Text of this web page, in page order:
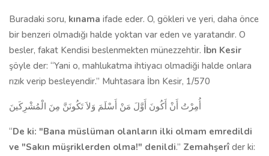
Buradaki soru, kınama ifade eder. O, gökleri ve yeri, daha önce
bir benzeri olmadığı halde yok­tan var eden ve yaratandır. O
besler, fakat Kendisi beslen­mekten münezzehtir. İbn Kesir
şöyle der: “Yani o, mahlukatma ihtiyacı olmadiği halde onlara
rızık verip besleyendir.” Muhtasara İbn Kesir, 1/570
أُمِرْتُ أَنْ أَكُونَ أَوَّلَ مَنْ أَسْلَمَ وَلاَ تَكُونَنَّ مِنَ الْمُشْرِكَينَ
“De ki: "Bana müslüman olanların ilki olmam emredildi
ve "Sakın müşriklerden olma!" denildi.” Zemahşerî der ki: